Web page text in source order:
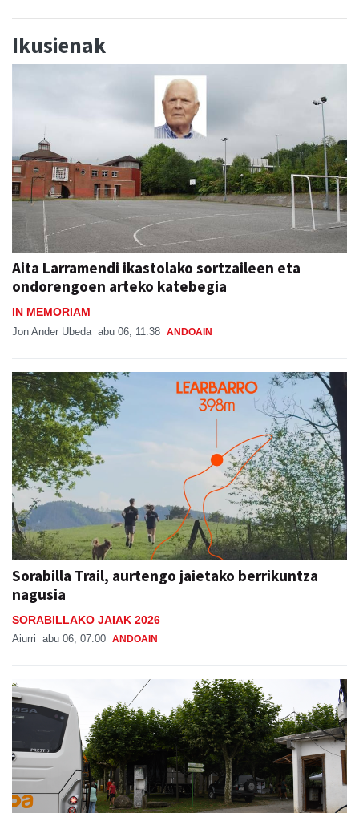
Ikusienak
Aita Larramendi ikastolako sortzaileen eta
ondorengoen arteko katebegia
IN MEMORIAM
Jon Ander Ubeda abu 06, 11:38 ANDOAIN
Sorabilla Trail, aurtengo jaietako berrikuntza
nagusia
SORABILLAKO JAIAK 2026
Aiurri abu 06, 07:00 ANDOAIN